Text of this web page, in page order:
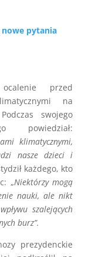
nowe pytania
przed
na
swojego
powiedział:
klimatycznymi,
nasze dzieci i
każdego, kto
„Niektórzy mogą
nauki, ale nikt
szalejących
burz”.
prezydenckie